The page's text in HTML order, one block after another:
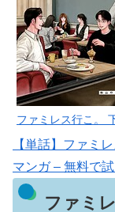
ファミレス行こ。
【単話】ファミ
マンガ – 無料で
ファミ